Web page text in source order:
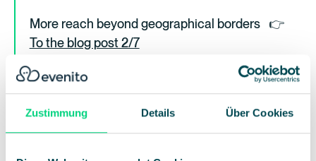
Zustimmung Details Über Cookies
More reach beyond geographical borders👉
To the blog post 2/7
Attractiveness for sponsors
To the blog
Interaction via online & offline channels👉To
the blog post 4/7